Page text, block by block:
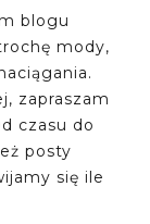
blogu
mody,
zapraszam
czasu do
posty
się ile